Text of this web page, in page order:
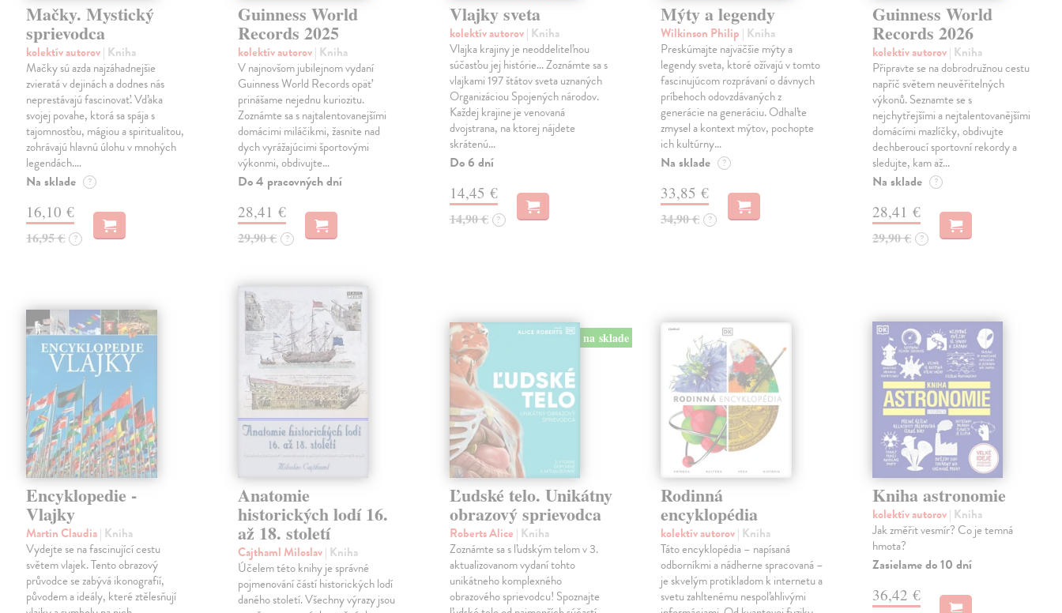
Mačky. Mystický
sprievodca
kolektív autorov| Kniha
Mačky sú azda najzáhadnejšie
zvieratá v dejinách a dodnes nás
neprestávajú fascinovať. Vďaka
svojej povahe, ktorá sa spája s
tajomnosťou, mágiou a spiritualitou,
zohrávajú hlavnú úlohu v mnohých
legendách.…
Na sklade ?
16,10 €
16,95 € ?
Guinness World
Records 2025
kolektív autorov| Kniha
V najnovšom jubilejnom vydaní
Guinness World Records opäť
prinášame nejednu kuriozitu.
Zoznámte sa s najtalentovanejšími
domácimi miláčikmi, žasnite nad
dych vyrážajúcimi športovými
výkonmi, obdivujte…
Do 4 pracovných dní
28,41 €
29,90 € ?
Vlajky sveta
kolektív autorov| Kniha
Vlajka krajiny je neoddeliteľnou
súčasťou jej histórie... Zoznámte sa s
vlajkami 197 štátov sveta uznaných
Organizáciou Spojených národov.
Každej krajine je venovaná
dvojstrana, na ktorej nájdete
skrátenú…
Do 6 dní
14,45 €
14,90 € ?
Mýty a legendy
Wilkinson Philip | Kniha
Preskúmajte najväčšie mýty a
legendy sveta, ktoré ožívajú v tomto
fascinujúcom rozprávaní o dávnych
príbehoch odovzdávaných z
generácie na generáciu. Odhaľte
zmysel a kontext mýtov, pochopte
ich kultúrny…
Na sklade ?
33,85 €
34,90 € ?
Guinness World
Records 2026
kolektív autorov| Kniha
Připravte se na dobrodružnou cestu
napříč světem neuvěřitelných
výkonů. Seznamte se s
nejchytřejšími a nejtalentovanějšími
domácími mazlíčky, obdivujte
dechberoucí sportovní rekordy a
sledujte, kam až…
Na sklade ?
28,41 €
29,90 € ?
Encyklopedie -
Vlajky
Martin Claudia| Kniha
Vydejte se na fascinující cestu
světem vlajek. Tento obrazový
průvodce se zabývá ikonografií,
původem a ideály, které ztělesňují
Anatomie
historických lodí 16.
až 18. století
Cajthaml Miloslav| Kniha
Účelem této knihy je správné
pojmenování částí historických lodí
daného století. Všechny výrazy jsou
na sklade
Ľudské telo. Unikátny
obrazový sprievodca
Roberts Alice | Kniha
Zoznámte sa s ľudským telom v 3.
aktualizovanom vydaní tohto
unikátneho komplexného
obrazového sprievodcu! Spoznajte
Rodinná
encyklopédia
kolektív autorov| Kniha
Táto encyklopédia – napísaná
odborníkmi a nádherne spracovaná –
je skvelým protikladom k internetu a
svetu zahltenému nespoľahlivými
Kniha astronomie
kolektív autorov| Kniha
Jak změřit vesmír? Co je temná
hmota?
Zasielame do 10 dní
36,42 €